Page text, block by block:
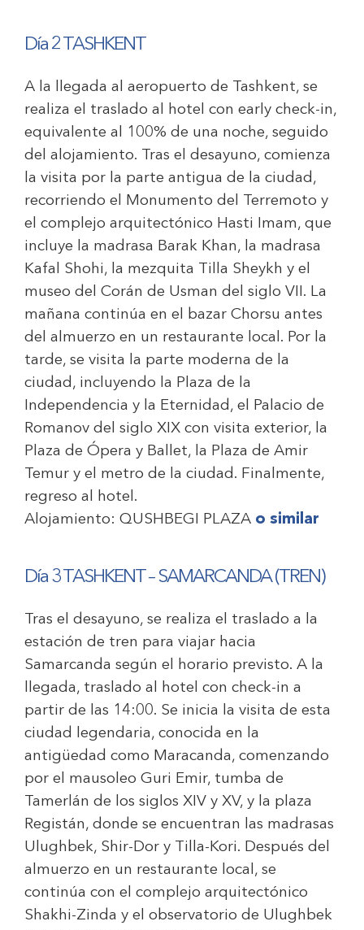
Día 2 TASHKENT
A la llegada al aeropuerto de Tashkent, se
realiza el traslado al hotel con early check-in,
equivalente al 100% de una noche, seguido
del alojamiento. Tras el desayuno, comienza
la visita por la parte antigua de la ciudad,
recorriendo el Monumento del Terremoto y
el complejo arquitectónico Hasti Imam, que
incluye la madrasa Barak Khan, la madrasa
Kafal Shohi, la mezquita Tilla Sheykh y el
museo del Corán de Usman del siglo VII. La
mañana continúa en el bazar Chorsu antes
del almuerzo en un restaurante local. Por la
tarde, se visita la parte moderna de la
ciudad, incluyendo la Plaza de la
Independencia y la Eternidad, el Palacio de
Romanov del siglo XIX con visita exterior, la
Plaza de Ópera y Ballet, la Plaza de Amir
Temur y el metro de la ciudad. Finalmente,
regreso al hotel.
Alojamiento: QUSHBEGI PLAZA o similar
Día 3 TASHKENT – SAMARCANDA (TREN)
Tras el desayuno, se realiza el traslado a la
estación de tren para viajar hacia
Samarcanda según el horario previsto. A la
llegada, traslado al hotel con check-in a
partir de las 14:00. Se inicia la visita de esta
ciudad legendaria, conocida en la
antigüedad como Maracanda, comenzando
por el mausoleo Guri Emir, tumba de
Tamerlán de los siglos XIV y XV, y la plaza
Registán, donde se encuentran las madrasas
Ulughbek, Shir-Dor y Tilla-Kori. Después del
almuerzo en un restaurante local, se
continúa con el complejo arquitectónico
Shakhi-Zinda y el observatorio de Ulughbek